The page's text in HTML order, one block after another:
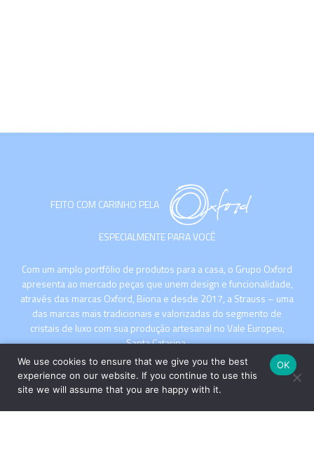
FEITO COM CARINHO PELA
ESPECIALMENTE PARA VOCÊ
Com um amplo portfólio de produtos para a casa, o Grupo Oxford
apresenta ao mercado peças que unem design e funcionalidade,
através das marcas Oxford, Biona e desde 2017, a Strauss – uma
das marcas mais tradicionais e valorizadas do segmento de
cristais de luxo com sua produção artesanal no Vale Europeu,
Santa Catarina.
We use cookies to ensure that we give you the best
experience on our website. If you continue to use this
site we will assume that you are happy with it.
OK